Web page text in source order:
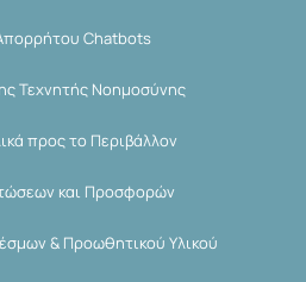
Chatbots
Τεχνητής Νοημοσύνης
προς το Περιβάλλον
και Προσφορών
& Προωθητικού Υλικού